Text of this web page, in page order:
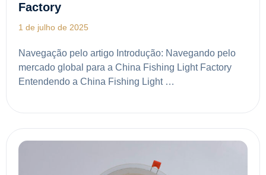
Factory
1 de julho de 2025
Navegação pelo artigo Introdução: Navegando pelo
mercado global para a China Fishing Light Factory
Entendendo a China Fishing Light …